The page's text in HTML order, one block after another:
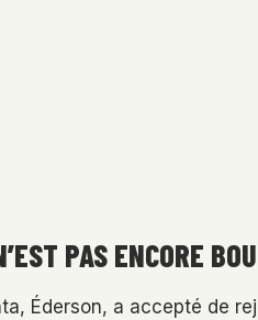
PAS ENCORE
Éderson, a accepté de